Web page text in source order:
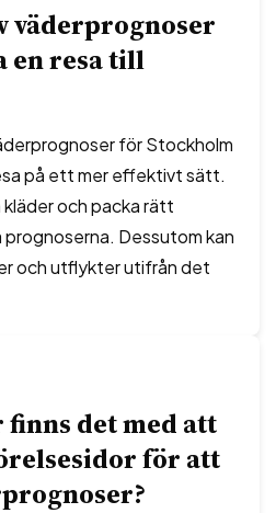
väderprognoser
en resa till
för Stockholm
på ett mer effektivt sätt.
kläder och packa rätt
Dessutom kan
och utflykter utifrån det
det med att
för att